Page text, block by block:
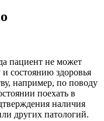
пациент не может
и состоянию здоровья
например, по поводу
поехать в
наличия
других патологий.